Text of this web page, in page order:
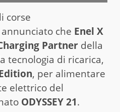
corse
che Enel X
Partner della
tecnologia di ricarica,
, per alimentare
elettrico del
ODYSSEY 21.